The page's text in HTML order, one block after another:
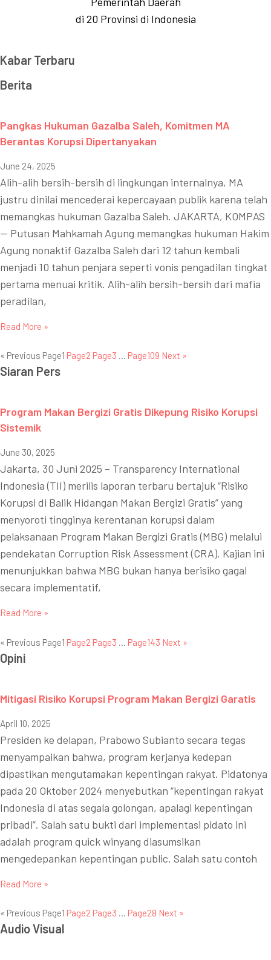
di 20 Provinsi di Indonesia
Kabar Terbaru
Berita
Pangkas Hukuman Gazalba Saleh, Komitmen MA
Berantas Korupsi Dipertanyakan
June 24, 2025
Alih-alih bersih-bersih di lingkungan internalnya, MA
justru dinilai mencederai kepercayaan publik karena telah
memangkas hukuman Gazalba Saleh. JAKARTA, KOMPAS
— Putusan Mahkamah Agung memangkas hukuman Hakim
Agung nonaktif Gazalba Saleh dari 12 tahun kembali
menjadi 10 tahun penjara seperti vonis pengadilan tingkat
pertama menuai kritik. Alih-alih bersih-bersih dari mafia
peradilan,
Read More »
« Previous Page1 Page2 Page3 … Page109 Next »
Siaran Pers
Program Makan Bergizi Gratis Dikepung Risiko Korupsi
Sistemik
June 30, 2025
Jakarta, 30 Juni 2025 – Transparency International
Indonesia (TII) merilis laporan terbaru bertajuk “Risiko
Korupsi di Balik Hidangan Makan Bergizi Gratis” yang
menyoroti tingginya kerentanan korupsi dalam
pelaksanaan Program Makan Bergizi Gratis (MBG) melalui
pendekatan Corruption Risk Assessment (CRA). Kajian ini
menunjukkan bahwa MBG bukan hanya berisiko gagal
secara implementatif,
Read More »
« Previous Page1 Page2 Page3 … Page143 Next »
Opini
Mitigasi Risiko Korupsi Program Makan Bergizi Garatis
April 10, 2025
Presiden ke delapan, Prabowo Subianto secara tegas
menyampaikan bahwa, program kerjanya kedepan
dipastikan mengutamakan kepentingan rakyat. Pidatonya
pada 20 Oktober 2024 menyebutkan “kepentingan rakyat
Indonesia di atas segala golongan, apalagi kepentingan
pribadi”. Salah satu bukti dari implementasi pidato ini
adalah program quick winyang diasumsikan
mengedepankan kepentingan public. Salah satu contoh
Read More »
« Previous Page1 Page2 Page3 … Page28 Next »
Audio Visual